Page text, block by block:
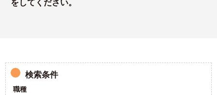
をしてください。
検索条件
職種